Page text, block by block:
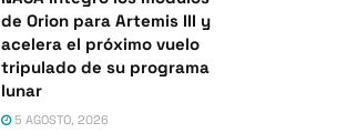
de Orion para Artemis III y
acelera el próximo vuelo
tripulado de su programa
lunar
5 AGOSTO, 2026